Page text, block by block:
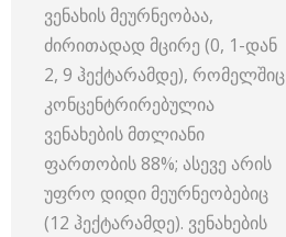
ვენახის მეურნეობაა,
ძირითადად მცირე (0, 1-დან
2, 9 ჰექტარამდე), რომელშიც
კონცენტრირებულია
ვენახების მთლიანი
ფართობის 88%; ასევე არის
უფრო დიდი მეურნეობებიც
(12 ჰექტარამდე). ვენახების